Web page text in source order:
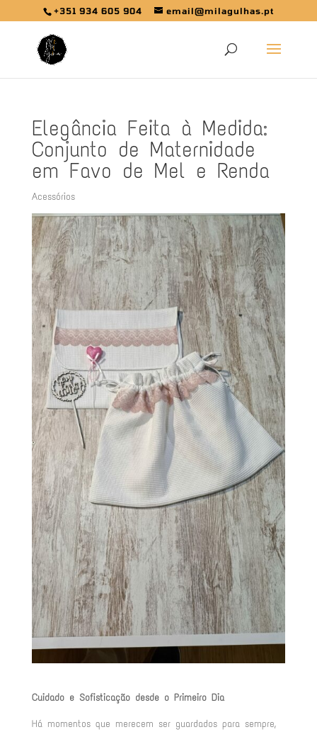
+351 934 605 904 email@milagulhas.pt
Elegância Feita à Medida:
Conjunto de Maternidade
em Favo de Mel e Renda
Acessórios
Cuidado e Sofisticação desde o Primeiro Dia
Há momentos que merecem ser guardados para sempre,